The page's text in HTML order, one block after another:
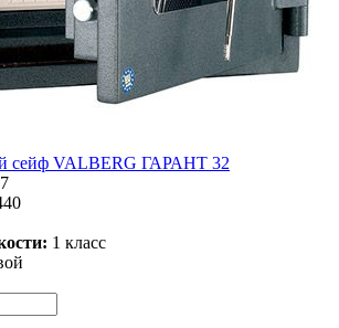
сейф VALBERG ГАРАНТ 32
1 класс